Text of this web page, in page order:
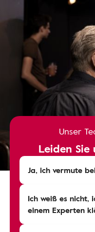
Unser
Leiden
Ja, ich vermute
Ich weiß es nicht,
einem Experten